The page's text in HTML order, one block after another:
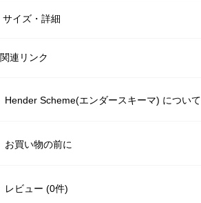
サイズ・詳細
関連リンク
Hender Scheme(エンダースキーマ) について
お買い物の前に
レビュー (0件)